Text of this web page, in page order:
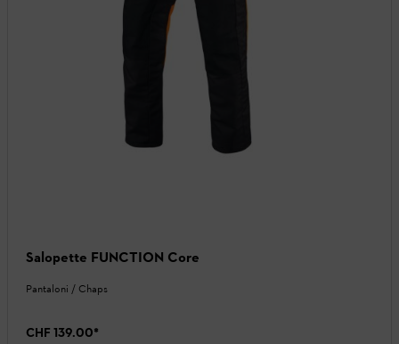
Salopette FUNCTION Core
Pantaloni / Chaps
CHF 139.00*